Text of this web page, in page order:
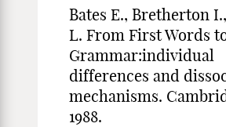
Bates E., Bretherton
L. From First Words
Grammar:individual
differences and
mechanisms.
1988.